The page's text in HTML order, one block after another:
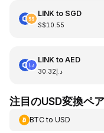
LINK to SGD
S$10.55
LINK to AED
د.إ30.32
注目のUSD変換ペア
BTCto USD